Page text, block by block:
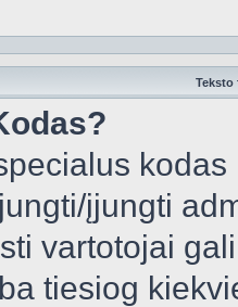
Teksto
įjungti
vartotojai
tiesiog